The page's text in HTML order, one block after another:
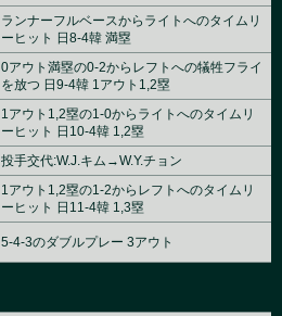
ランナーフルベースからライトへのタイムリ
ーヒット 日8-4韓 満塁
0アウト満塁の0-2からレフトへの犠牲フライ
を放つ 日9-4韓 1アウト1,2塁
1アウト1,2塁の1-0からライトへのタイムリ
ーヒット 日10-4韓 1,2塁
投手交代:W.J.キム→W.Y.チョン
1アウト1,2塁の1-2からレフトへのタイムリ
ーヒット 日11-4韓 1,3塁
5-4-3のダブルプレー 3アウト